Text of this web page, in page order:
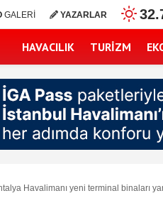
GALERİ YAZARLAR
HAVACILIK TURIZM
Havalimanı yeni terminal binaları